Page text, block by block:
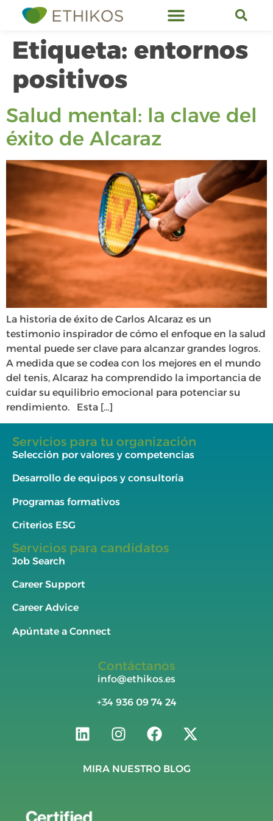
Etiqueta: entornos
positivos
Salud mental: la clave del
éxito de Alcaraz
La historia de éxito de Carlos Alcaraz es un
testimonio inspirador de cómo el enfoque en la salud
mental puede ser clave para alcanzar grandes logros.
A medida que se codea con los mejores en el mundo
del tenis, Alcaraz ha comprendido la importancia de
cuidar su equilibrio emocional para potenciar su
rendimiento. Esta […]
Servicios para tu organización
Selección por valores y competencias
Desarrollo de equipos y consultoría
Programas formativos
Criterios ESG
Servicios para candidatos
Job Search
Career Support
Career Advice
Apúntate a Connect
Contáctanos
info@ethikos.es
+34 936 09 74 24
MIRA NUESTRO BLOG